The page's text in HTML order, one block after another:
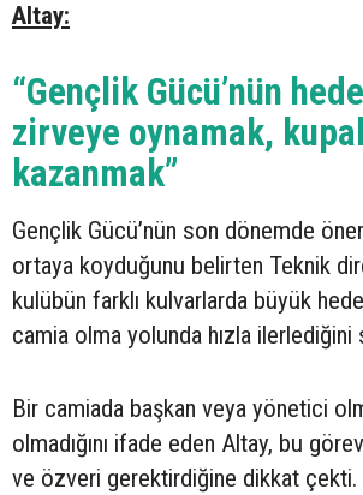
Altay:
“Gençlik Gücü’nün
zirveye oynamak,
kazanmak”
Gençlik Gücü’nün son dönemde
ortaya koyduğunu belirten Teknik
kulübün farklı kulvarlarda büyük
camia olma yolunda hızla ilerlediğini
Bir camiada başkan veya yönetici
olmadığını ifade eden Altay, bu
ve özveri gerektirdiğine dikkat çekti.